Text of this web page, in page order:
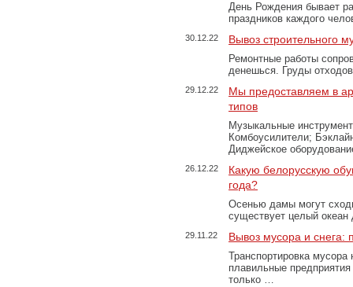
День Рождения бывает
праздников каждого
30.12.22 Вывоз строительного
Ремонтные работы
денешься. Груды
29.12.22
Мы предоставляем в
типов
Музыкальные
Комбоусилители;
Диджейское
26.12.22
Какую белорусскую
года?
Осенью дамы могут
существует целый
29.11.22 Вывоз мусора и
Транспортировка
плавильные
только …